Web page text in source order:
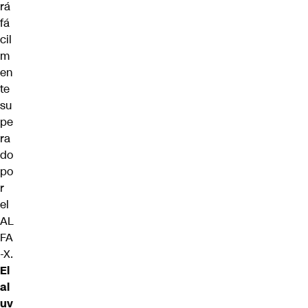
rá
fá
cil
m
en
te
su
pe
ra
do
po
r
el
AL
FA
-X.
El
al
uv